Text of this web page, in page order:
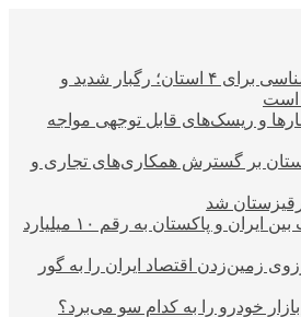
هشدار نارنجی هواشناسی برای ۴ استان؛ رگبار شدید و
است
و ریسک‌های قابل توجهی مواجه
بر گسترش همکاری‌های تجاری و
شد
افزایش حجم تجارت بین ایران و پاکستان به رقم ۱۰ میلیارد
زمین‌زدن اقتصاد ایران را به گور
خودرو را به کدام سو می‌برد؟